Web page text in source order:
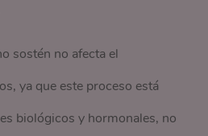
sostén no afecta el
ya que este proceso está
biológicos y hormonales, no